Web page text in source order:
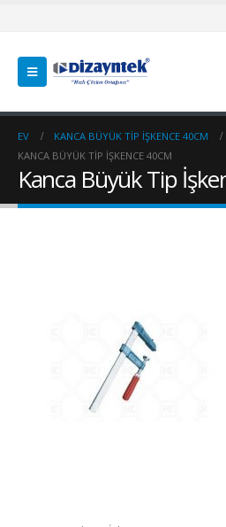
EV
KANCA BÜYÜK TIP İŞKENCE 40CM
KANCA BÜYÜK TIP İŞKENCE 40CM
Kanca Büyük Tip